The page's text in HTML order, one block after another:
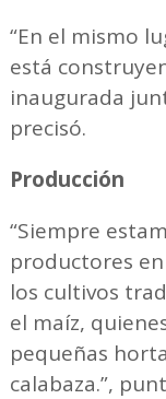
“En el mismo
está
inaugurada
precisó.
Producción
“Siempre
productores
los cultivos
el maíz,
pequeñas
calabaza.”,